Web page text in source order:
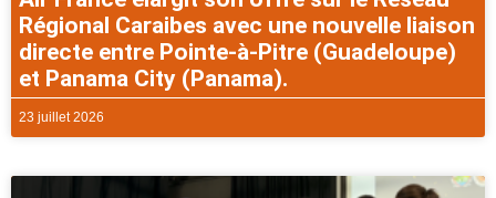
Régional Caraibes avec une nouvelle liaison
directe entre Pointe-à-Pitre (Guadeloupe)
et Panama City (Panama).
23 juillet 2026